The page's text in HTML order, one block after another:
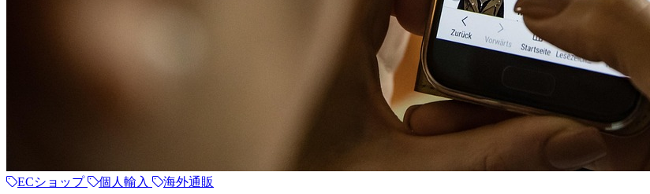
ECショップ 個人輸入 海外通販